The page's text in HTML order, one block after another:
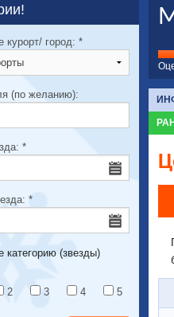
курорт/ город: *
(по желанию):
*
*
категорию (звезды)
2 3 4 5